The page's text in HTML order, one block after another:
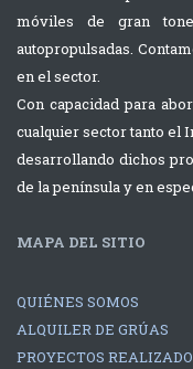
grúas
Liebherr
Montaje de
220tns
Explorer
móviles de gran
autopropulsadas.
en el sector.
Con capacidad para
cualquier sector tanto el
desarrollando dichos
de la península y en
MAPA DEL SITIO
QUIÉNES SOMOS
ALQUILER DE GRÚAS
PROYECTOS